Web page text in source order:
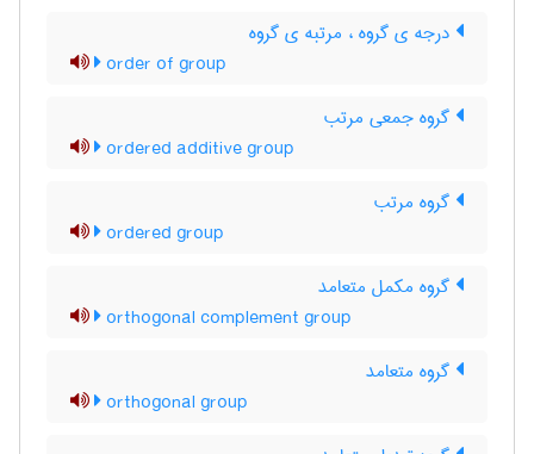
درجه ی گروه ، مرتبه ی گروه
order of group
گروه جمعی مرتب
ordered additive group
گروه مرتب
ordered group
گروه مکمل متعامد
orthogonal complement group
گروه متعامد
orthogonal group